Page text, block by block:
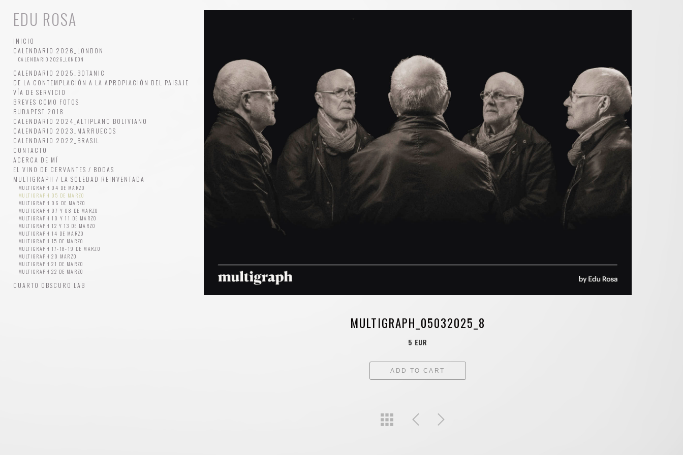
EDU ROSA
INICIO
CALENDARIO 2026_LONDON
CALENDARIO 2026_LONDON
CALENDARIO 2025_BOTANIC
DE LA CONTEMPLACIÓN A LA APROPIACIÓN DEL PAISAJE
VÍA DE SERVICIO
BREVES COMO FOTOS
BUDAPEST 2018
CALENDARIO 2024_ALTIPLANO BOLIVIANO
CALENDARIO 2023_MARRUECOS
CALENDARIO 2022_BRASIL
CONTACTO
ACERCA DE MÍ
EL VINO DE CERVANTES / BODAS
MULTIGRAPH / LA SOLEDAD REINVENTADA
MULTIGRAPH 04 DE MARZO
MULTIGRAPH 05 DE MARZO
MULTIGRAPH 06 DE MARZO
MULTIGRAPH 07 Y 08 DE MARZO
MULTIGRAPH 10 Y 11 DE MARZO
MULTIGRAPH 12 Y 13 DE MARZO
MULTIGRAPH 14 DE MARZO
MULTIGRAPH 15 DE MARZO
MULTIGRAPH 17-18-19 DE MARZO
MULTIGRAPH 20 MARZO
MULTIGRAPH 21 DE MARZO
MULTIGRAPH 22 DE MARZO
CUARTO OBSCURO LAB
MULTIGRAPH_05032025_8
5 EUR
ADD TO CART